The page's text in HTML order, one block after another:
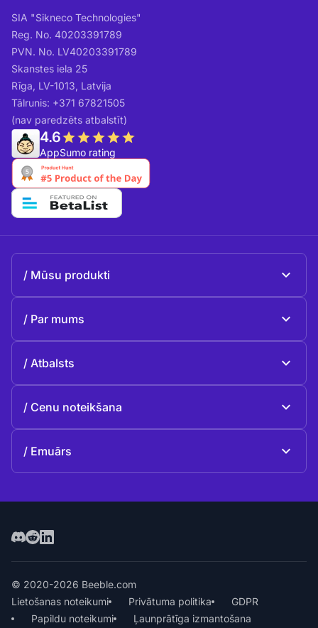
SIA "Sikneco Technologies"
Reg. No. 40203391789
PVN. No. LV40203391789
Skanstes iela 25
Rīga, LV-1013, Latvija
Tālrunis: +371 67821505
(nav paredzēts atbalstīt)
4.6
AppSumo rating
Mūsu produkti
Par mums
Vēsture
Atbalsts
Kontakti
Cenu noteikšana
Emuārs
© 2020-2026 Beeble.com
Lietošanas noteikumi
Privātuma politika
GDPR
Papildu noteikumi
Ļaunprātīga izmantošana